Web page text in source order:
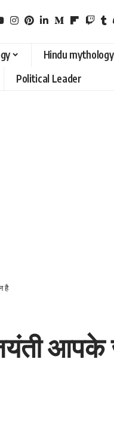
Hindu mythology
Political Leader
है
आपके